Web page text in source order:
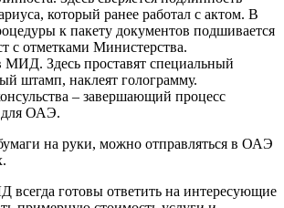
который ранее работал с актом. В
к пакету документов подшивается
с отметками Министерства.
Здесь проставят специальный
штамп, наклеят голограмму.
– завершающий процесс
для ОАЭ.
на руки, можно отправляться в ОАЭ
готовы ответить на интересующие